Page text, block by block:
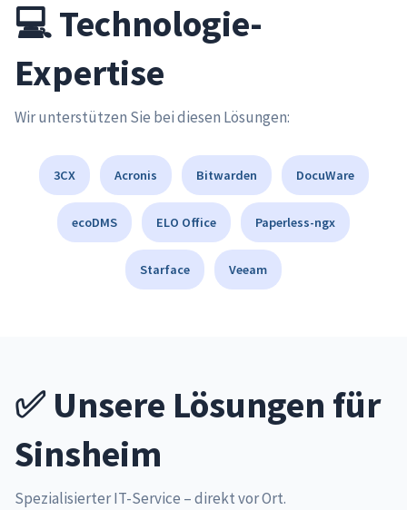
💻 Technologie-
Expertise
Wir unterstützen Sie bei diesen Lösungen:
3CX Acronis Bitwarden DocuWare
ecoDMS ELO Office Paperless-ngx
Starface Veeam
✅ Unsere Lösungen für
Sinsheim
Spezialisierter IT-Service – direkt vor Ort.